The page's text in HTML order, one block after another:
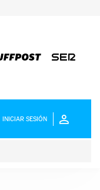
INICIAR SESIÓN